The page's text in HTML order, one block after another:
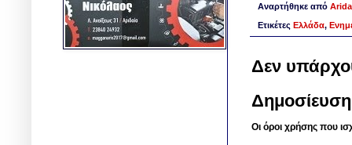
Αναρτήθηκε από
Ετικέτες Ελλάδα,
Δεν
Οι όροι χρήσης που